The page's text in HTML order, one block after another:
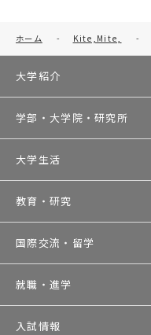
ホーム - Kite,Mite, -
大学紹介
学部・大学院・研究所
大学生活
教育・研究
国際交流・留学
就職・進学
入試情報